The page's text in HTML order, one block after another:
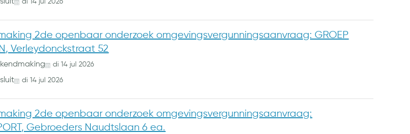
di 14 jul 2026
2de openbaar onderzoek omgevingsvergunningsaanvraag: GROEP
Verleydonckstraat 52
di 14 jul 2026
di 14 jul 2026
2de openbaar onderzoek omgevingsvergunningsaanvraag:
Gebroeders Naudtslaan 6 ea.